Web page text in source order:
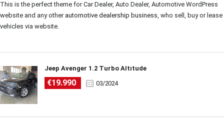
This is the perfect theme for Car Dealer, Auto Dealer, Automotive WordPress
website and any other automotive dealership business, who sell, buy or lease
vehicles via website.
Jeep Avenger 1.2 Turbo Altitude
€19.990 03/2024